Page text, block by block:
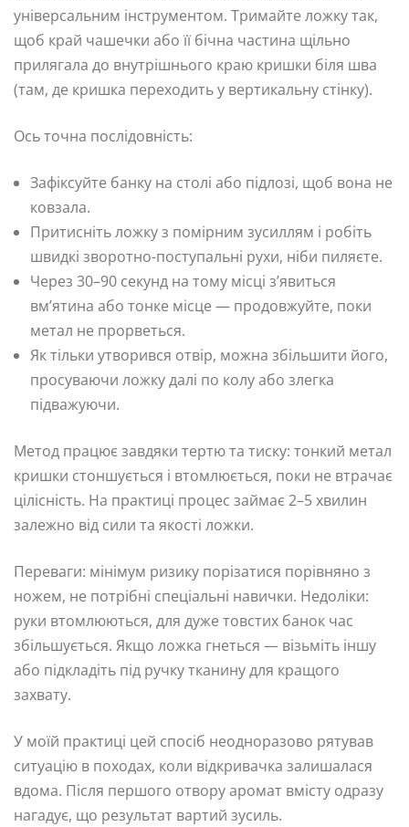
універсальним інструментом. Тримайте ложку так,
щоб край чашечки або її бічна частина щільно
прилягала до внутрішнього краю кришки біля шва
(там, де кришка переходить у вертикальну стінку).
Ось точна послідовність:
Зафіксуйте банку на столі або підлозі, щоб вона не
ковзала.
Притисніть ложку з помірним зусиллям і робіть
швидкі зворотно-поступальні рухи, ніби пиляєте.
Через 30–90 секунд на тому місці з’явиться
вм’ятина або тонке місце — продовжуйте, поки
метал не прорветься.
Як тільки утворився отвір, можна збільшити його,
просуваючи ложку далі по колу або злегка
підважуючи.
Метод працює завдяки тертю та тиску: тонкий метал
кришки стоншується і втомлюється, поки не втрачає
цілісність. На практиці процес займає 2–5 хвилин
залежно від сили та якості ложки.
Переваги: мінімум ризику порізатися порівняно з
ножем, не потрібні спеціальні навички. Недоліки:
руки втомлюються, для дуже товстих банок час
збільшується. Якщо ложка гнеться — візьміть іншу
або підкладіть під ручку тканину для кращого
захвату.
У моїй практиці цей спосіб неодноразово рятував
ситуацію в походах, коли відкривачка залишалася
вдома. Після першого отвору аромат вмісту одразу
нагадує, що результат вартий зусиль.